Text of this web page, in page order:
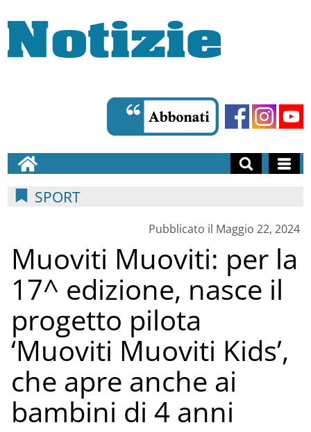
SPORT
Pubblicato il Maggio 22, 2024
Muoviti Muoviti: per la
17^ edizione, nasce il
progetto pilota
‘Muoviti Muoviti Kids’,
che apre anche ai
bambini di 4 anni